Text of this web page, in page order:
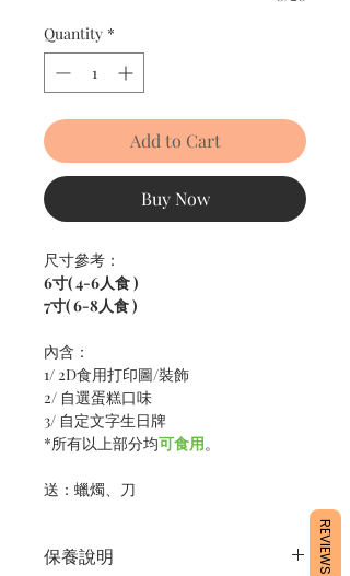
Quantity *
Add to Cart
Buy Now
尺寸參考：
6寸( 4-6人食 )
7寸( 6-8人食 )
內含：
1/ 2D食用打印圖/裝飾
2/ 自選蛋糕口味
3/ 自定文字生日牌
*所有以上部分均可食用。
送：蠟燭、刀
保養說明 REVIEWS